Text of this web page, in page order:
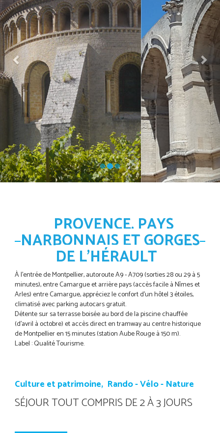
PROVENCE, PAYS
NARBONNAIS ET GORGES
DE L'HÉRAULT
À l'entrée de Montpellier, autoroute A9 - A709 (sorties 28 ou 29 à 5
minutes), entre Camargue et arrière pays (accès facile à Nîmes et
Arles) entre Camargue, appréciez le confort d'un hôtel 3 étoiles,
climatisé avec parking autocars gratuit.
Détente sur sa terrasse boisée au bord de la piscine chauffée
(d'avril à octobre) et accès direct en tramway au centre historique
de Montpellier en 15 minutes (station Aube Rouge à 150 m).
Label : Qualité Tourisme.
Culture et patrimoine, Rando - Vélo - Nature
SÉJOUR TOUT COMPRIS DE 2 À 3 JOURS